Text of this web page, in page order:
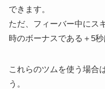
できます。
ただ、フィーバー中にス
時のボーナスである＋5秒
これらのツムを使う場合
う。